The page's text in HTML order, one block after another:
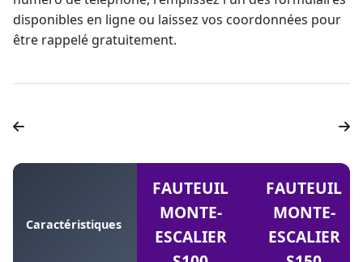
disponibles en ligne ou laissez vos coordonnées pour
être rappelé gratuitement.
Caractéristiques
FAUTEUIL
MONTE-
ESCALIER
FAUTEUIL
MONTE-
ESCALIER